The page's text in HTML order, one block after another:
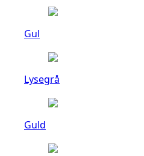
Gul
Lysegrå
Guld